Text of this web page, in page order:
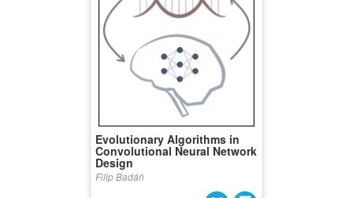
Evolutionary Algorithms in
Convolutional Neural Network
Design
Filip Badáň